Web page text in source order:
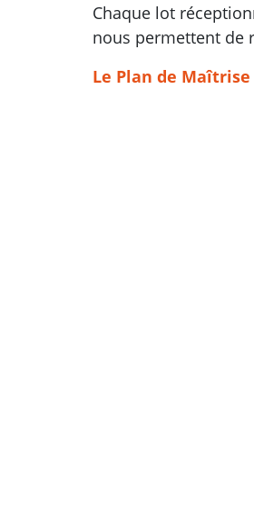
Chaque lot
nous permettent de
Le Plan de